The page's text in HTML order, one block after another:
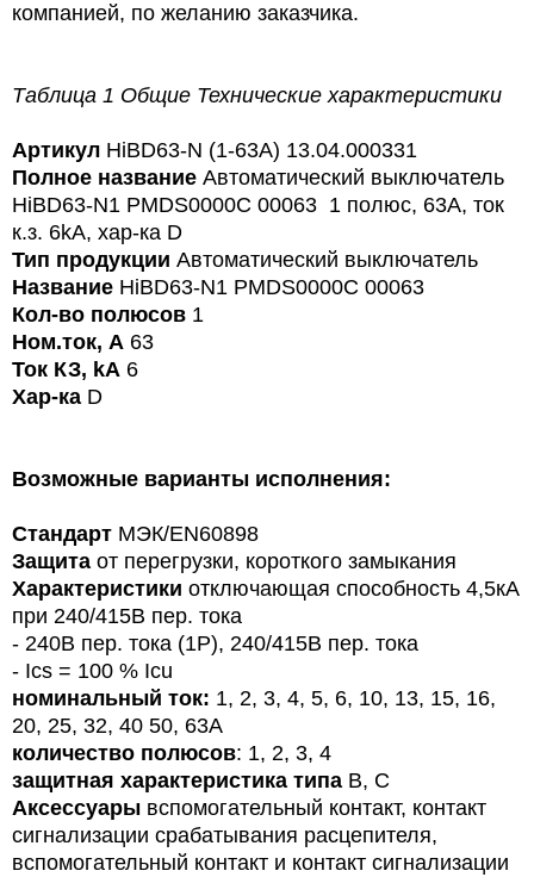
компанией, по желанию заказчика.
Таблица 1 Общие Технические характеристики
Артикул HiBD63-N (1-63A) 13.04.000331
Полное название Автоматический выключатель
HiBD63-N1 PMDS0000C 00063 1 полюс, 63А, ток
к.з. 6kA, хар-ка D
Тип продукции Автоматический выключатель
Название HiBD63-N1 PMDS0000C 00063
Кол-во полюсов 1
Ном.ток, А 63
Ток КЗ, kA 6
Хар-ка D
Возможные варианты исполнения:
Стандарт МЭК/EN60898
Защита от перегрузки, короткого замыкания
Характеристики отключающая способность 4,5кА
при 240/415В пер. тока
- 240В пер. тока (1P), 240/415В пер. тока
- Ics = 100 % Icu
номинальный ток: 1, 2, 3, 4, 5, 6, 10, 13, 15, 16,
20, 25, 32, 40 50, 63A
количество полюсов: 1, 2, 3, 4
защитная характеристика типа B, C
Аксессуары вспомогательный контакт, контакт
сигнализации срабатывания расцепителя,
вспомогательный контакт и контакт сигнализации